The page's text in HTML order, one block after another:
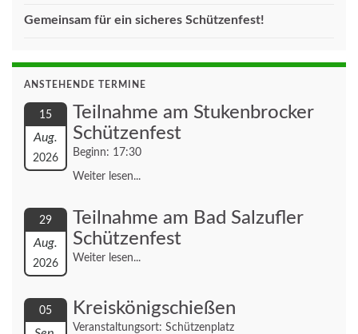
Gemeinsam für ein sicheres Schützenfest!
ANSTEHENDE TERMINE
15
Aug.
2026
Teilnahme am Stukenbrocker
Schützenfest
Beginn: 17:30
Weiter lesen...
29
Aug.
2026
Teilnahme am Bad Salzufler
Schützenfest
Weiter lesen...
05 Kreiskönigschießen
Veranstaltungsort: Schützenplatz